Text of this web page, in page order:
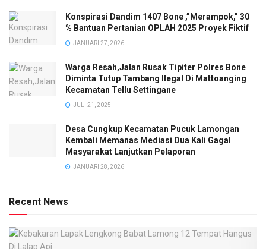
Konspirasi Dandim 1407 Bone ,”Merampok,” 30
% Bantuan Pertanian OPLAH 2025 Proyek Fiktif
JANUARI 27, 2026
Warga Resah,Jalan Rusak Tipiter Polres Bone
Diminta Tutup Tambang Ilegal Di Mattoanging
Kecamatan Tellu Settingane
JULI 21, 2025
Desa Cungkup Kecamatan Pucuk Lamongan
Kembali Memanas Mediasi Dua Kali Gagal
Masyarakat Lanjutkan Pelaporan
JANUARI 28, 2026
Recent News